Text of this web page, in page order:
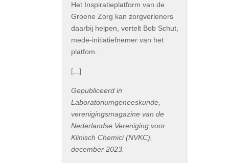
Het Inspiratieplatform van de
Groene Zorg kan zorgverleners
daarbij helpen, vertelt Bob Schut,
mede-initiatiefnemer van het
platfom.
[...]
Gepubliceerd in
Laboratoriumgeneeskunde,
verenigingsmagazine van de
Nederlandse Vereniging voor
Klinisch Chemici (NVKC),
december 2023.